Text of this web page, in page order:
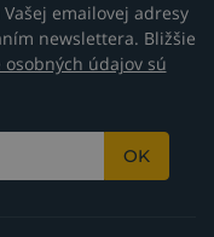
emailovej adresy
newslettera. Bližšie
údajov sú
OK